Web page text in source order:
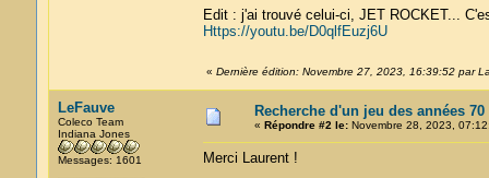
Edit : j'ai trouvé celui-ci, JET ROCKET...
Https://youtu.be/D0qlfEuzj6U
« Dernière édition: Novembre 27, 2023, 16:39:52 par
LeFauve
Coleco Team
Indiana Jones
Messages: 1601
Recherche d'un jeu des années 70
« Répondre #2 le:Novembre 28, 2023,
Merci Laurent !